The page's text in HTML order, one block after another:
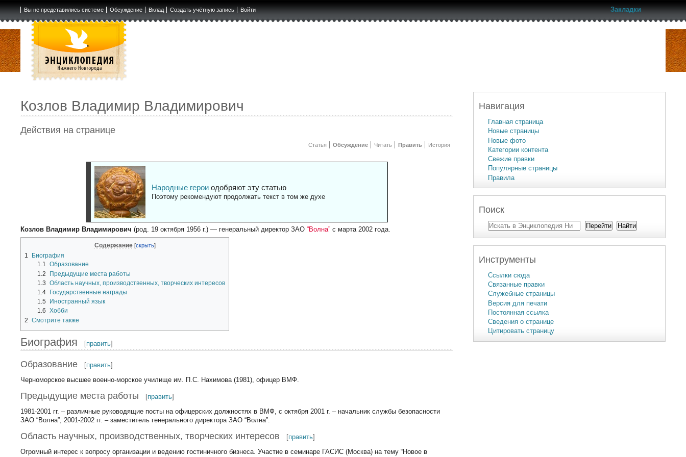
Вы не представились системе Обсуждение Вклад Создать учётную запись Войти Закладки
Козлов Владимир Владимирович
Действия на странице
Статья Обсуждение Читать Править История
Народные героиодобряют эту статью
Поэтому рекомендуют продолжать текст в том же духе
Козлов Владимир Владимирович (род. 19 октября 1956 г.) — генеральный директор ЗАО“Волна” с марта 2002 года.
Содержание
1
Биография
1.1 Образование
1.2
Предыдущие места работы
1.3 Область научных, производственных, творческих интересов
1.4
Государственные награды
1.5
Иностранный язык
1.6 Хобби
2 Смотрите также
Биография [править]
Образование [править]
Черноморское высшее военно-морское училище им. П.С. Нахимова (1981), офицер ВМФ.
Предыдущие места работы [править]
1981-2001 гг. – различные руководящие посты на офицерских должностях в ВМФ, с октября 2001 г. – начальник службы безопасности
ЗАО “Волна”, 2001-2002 гг. – заместитель генерального директора ЗАО “Волна”.
Область научных, производственных, творческих интересов [править]
Огромный интерес к вопросу организации и ведению гостиничного бизнеса. Участие в семинаре ГАСИС (Москва) на тему “Новое в
Навигация
Главная страница
Новые страницы
Новые фото
Категории контента
Свежие правки
Популярные страницы
Правила
Поиск
Инструменты
Ссылки сюда
Связанные правки
Служебные страницы
Версия для печати
Постоянная ссылка
Сведения о странице
Цитировать страницу